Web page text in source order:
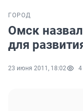
ГОРОД
Омск
для
23 июня 2011, 18:02 4